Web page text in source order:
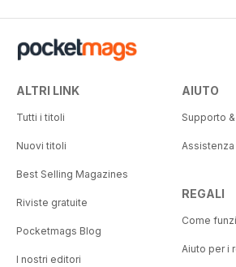
ALTRI LINK
Tutti i titoli
Nuovi titoli
Best Selling Magazines
Riviste gratuite
Pocketmags Blog
I nostri editori
AIUTO
Supporto &
REGALI
Come
Aiuto per i